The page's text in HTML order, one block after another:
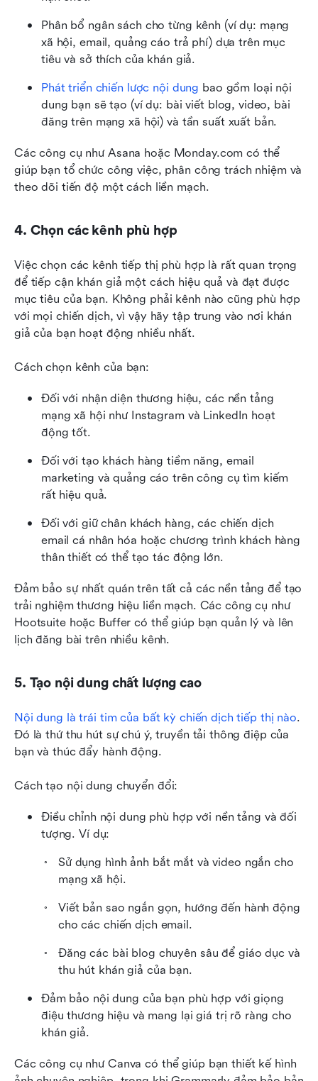
Phân bổ ngân sách cho từng kênh (ví dụ: mạng
xã hội, email, quảng cáo trả phí) dựa trên mục
tiêu và sở thích của khán giả.
Phát triển chiến lược nội dung bao gồm loại nội
dung bạn sẽ tạo (ví dụ: bài viết blog, video, bài
đăng trên mạng xã hội) và tần suất xuất bản.
Các công cụ như Asana hoặc Monday.com có thể
giúp bạn tổ chức công việc, phân công trách nhiệm và
theo dõi tiến độ một cách liền mạch.
4. Chọn các kênh phù hợp
Việc chọn các kênh tiếp thị phù hợp là rất quan trọng
để tiếp cận khán giả một cách hiệu quả và đạt được
mục tiêu của bạn. Không phải kênh nào cũng phù hợp
với mọi chiến dịch, vì vậy hãy tập trung vào nơi khán
giả của bạn hoạt động nhiều nhất.
Cách chọn kênh của bạn:
Đối với nhận diện thương hiệu, các nền tảng
mạng xã hội như Instagram và LinkedIn hoạt
động tốt.
Đối với tạo khách hàng tiềm năng, email
marketing và quảng cáo trên công cụ tìm kiếm
rất hiệu quả.
Đối với giữ chân khách hàng, các chiến dịch
email cá nhân hóa hoặc chương trình khách hàng
thân thiết có thể tạo tác động lớn.
Đảm bảo sự nhất quán trên tất cả các nền tảng để tạo
trải nghiệm thương hiệu liền mạch. Các công cụ như
Hootsuite hoặc Buffer có thể giúp bạn quản lý và lên
lịch đăng bài trên nhiều kênh.
5. Tạo nội dung chất lượng cao
Nội dung là trái tim của bất kỳ chiến dịch tiếp thị nào.
Đó là thứ thu hút sự chú ý, truyền tải thông điệp của
bạn và thúc đẩy hành động.
Cách tạo nội dung chuyển đổi:
Điều chỉnh nội dung phù hợp với nền tảng và đối
tượng. Ví dụ:
Sử dụng hình ảnh bắt mắt và video ngắn cho
mạng xã hội.
Viết bản sao ngắn gọn, hướng đến hành động
cho các chiến dịch email.
Đăng các bài blog chuyên sâu để giáo dục và
thu hút khán giả của bạn.
Đảm bảo nội dung của bạn phù hợp với giọng
điệu thương hiệu và mang lại giá trị rõ ràng cho
khán giả.
Các công cụ như Canva có thể giúp bạn thiết kế hình